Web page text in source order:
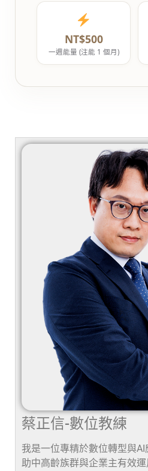
NT$500
一週能量 (注能 1 個月)
蔡正信-數位教練
我是一位專精於數位轉型與
助中高齡族群與企業主有效